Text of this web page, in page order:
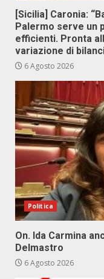
[Sicilia] Caronia:
Palermo serve un
efficienti. Pronta
variazione di
6 Agosto 2026
Politica
On. Ida Carmina
Delmastro
6 Agosto 2026